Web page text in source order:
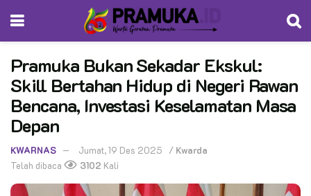
Pramuka Bukan Sekadar Ekskul:
Skill Bertahan Hidup di Negeri Rawan
Bencana, Investasi Keselamatan Masa
Depan
KWARNAS Jumat, 19 Des 2025 / Kwarda
Telah dibaca
3102 Kali